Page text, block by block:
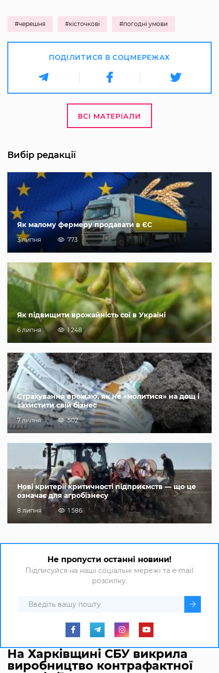
#черешня #кісточкові #погодні умови
ПОДІЛИТИСЯ В СОЦМЕРЕЖАХ
ВСІ МАТЕРІАЛИ
Вибір редакції
Як малому фермеру продавати в ЄС
3 липня 773
Як підвищити врожайність сої в Україні
6 липня 1 248
Страхування врожаю, як не «молитися» на дощ і
захистити свій бізнес
7 липня 502
Нові критерії критичності підприємств — що це
означає для агробізнесу
8 липня 1 586
Не пропусти останні новини!
Підписуйся на наші соціальні мережі та e-mail
розсилку.
На Харківщині СБУ викрила
виробництво контрафактної